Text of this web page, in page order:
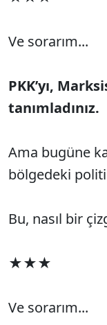
Ve sorarım...
PKK’yı,
tanımladınız.
Ama bugüne
bölgedeki
Bu, nasıl bir
★★★
Ve sorarım...